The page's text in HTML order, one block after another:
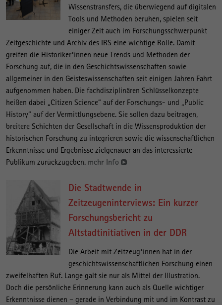
Wissenstransfers, die überwiegend auf digitalen
Tools und Methoden beruhen, spielen seit
einiger Zeit auch im Forschungsschwerpunkt
Zeitgeschichte und Archiv des IRS eine wichtige Rolle. Damit
greifen die Historiker*innen neue Trends und Methoden der
Forschung auf, die in den Geschichtswissenschaften sowie
allgemeiner in den Geisteswissenschaften seit einigen Jahren Fahrt
aufgenommen haben. Die fachdisziplinären Schlüsselkonzepte
heißen dabei „Citizen Science“ auf der Forschungs- und „Public
History“ auf der Vermittlungsebene. Sie sollen dazu beitragen,
breitere Schichten der Gesellschaft in die Wissensproduktion der
historischen Forschung zu integrieren sowie die wissenschaftlichen
Erkenntnisse und Ergebnisse zielgenauer an das interessierte
Publikum zurückzugeben. mehr Info
Die Stadtwende in
Zeitzeugeninterviews: Ein kurzer
Forschungsbericht zu
Altstadtinitiativen in der DDR
Die Arbeit mit Zeitzeug*innen hat in der
geschichtswissenschaftlichen Forschung einen
zweifelhaften Ruf. Lange galt sie nur als Mittel der Illustration.
Doch die persönliche Erinnerung kann auch als Quelle wichtiger
Erkenntnisse dienen – gerade in Verbindung mit und im Kontrast zu